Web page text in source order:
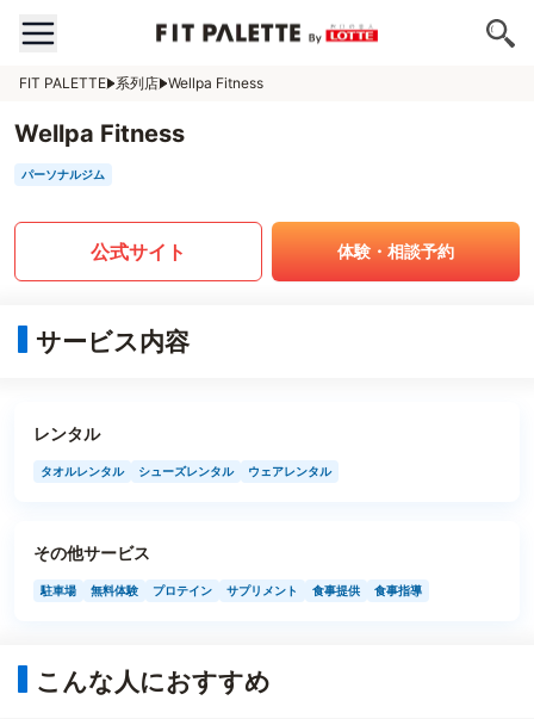
FIT PALETTE 系列店 Wellpa Fitness
Wellpa Fitness
パーソナルジム
公式サイト 体験・相談予約
サービス内容
レンタル
タオルレンタル シューズレンタル ウェアレンタル
その他サービス
駐車場 無料体験 プロテイン サプリメント 食事提供 食事指導
こんな人におすすめ